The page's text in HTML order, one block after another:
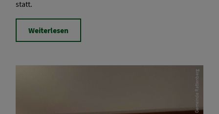
statt.
Weiterlesen
Gemeinde Rattenberg